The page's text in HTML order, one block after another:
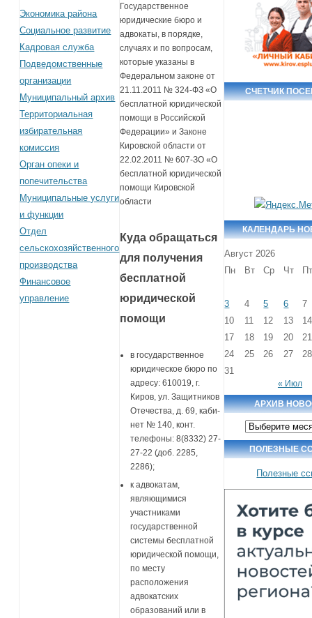
Экономика района
Социальное развитие
Кадровая служба
Подведомственные
организации
Муниципальный архив
Территориальная
избирательная
комиссия
Орган опеки и
попечительства
Муниципальные услуги
и функции
Отдел
сельскохозяйственного
производства
Финансовое
управление
Государственное
юридические бюро и
адвокаты, в порядке,
случаях и по вопросам,
которые указаны в
Федеральном законе от
21.11.2011 № 324-ФЗ «О
бесплатной юридической
помощи в Российской
Федерации» и Законе
Кировской области от
22.02.2011 № 607-ЗО «О
бесплатной юридической
помощи Кировской
области
Куда обращаться
для получения
бесплатной
юридической
помощи
в государственное
юридическое бюро по
адресу: 610019, г.
Киров, ул. Защитников
Отечества, д. 69, каби-
нет № 140, конт.
телефоны: 8(8332) 27-
27-22 (доб. 2285,
2286);
к адвокатам,
являющимися
участниками
государственной
системы бесплатной
юридической помощи,
по месту
расположения
адвокатских
образований или в
СЧЕТЧИК
КАЛЕНДАРЬ
Август 2026
Пн
Вт Ср Чт
3 4 5 6
7
10
11 12 13
14
17
18 19 20
21
24
25 26 27
28
31
« Июл
АРХИВ
Архив
новостей
ПОЛЕЗНЫЕ
Полезные